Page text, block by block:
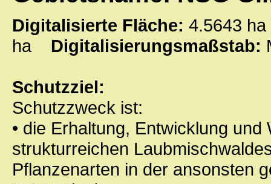
Digitalisierte Fläche: 4.5643
ha Digitalisierungsmaßstab:
Schutzziel:
Schutzzweck ist:
• die Erhaltung, Entwicklung
strukturreichen
Pflanzenarten in der ansonsten